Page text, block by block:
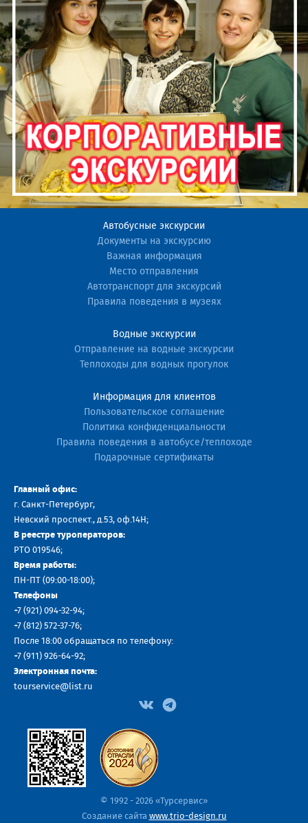
Автобусные экскурсии
Документы на экскурсию
Важная информация
Место отправления
Автотранспорт для экскурсий
Правила поведения в музеях
Водные экскурсии
Отправление на водные экскурсии
Теплоходы для водных прогулок
Информация для клиентов
Пользовательское соглашение
Политика конфиденциальности
Правила поведения в автобусе/теплоходе
Подарочные сертификаты
Главный офис:
г. Санкт-Петербург,
Невский проспект., д.53, оф.14H;
В реестре туроператоров:
РТО 019546;
Время работы:
ПН-ПТ (09:00-18:00);
Телефоны
+7 (921) 094-32-94;
+7 (812) 572-37-76;
После 18:00 обращаться по телефону:
+7 (911) 926-64-92;
Электронная почта:
tourservice@list.ru
© 1992 - 2026 «Турсервис»
Создание сайта www.trio-design.ru